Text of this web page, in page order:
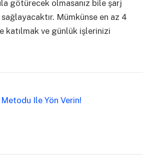
götürecek olmasanız bile şarj
Mümkünse en az 4
katılmak ve günlük işlerinizi
Ile Yön Verin!